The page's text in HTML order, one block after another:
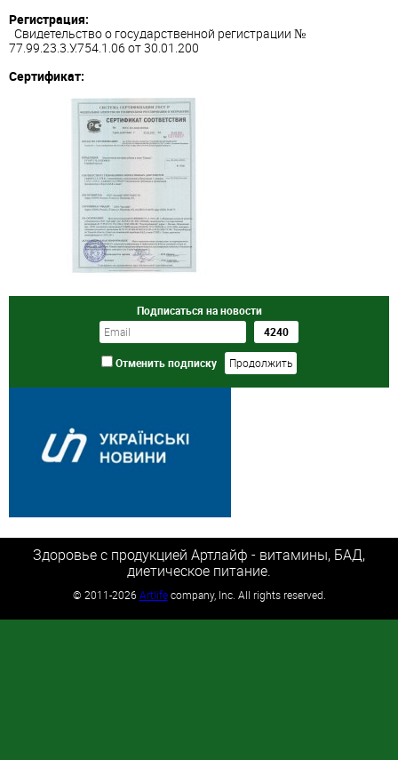
Регистрация:
Свидетельство о государственной регистрации №
77.99.23.3.У.754.1.06 от 30.01.200
Сертификат:
Подписаться на новости
Отменить подписку
Здоровье с продукцией Артлайф - витамины, БАД,
диетическое питание.
© 2011-2026 Artlifecompany, Inc. All rights reserved.